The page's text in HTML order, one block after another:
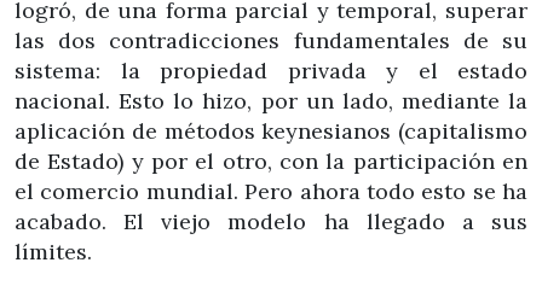
logró, de una forma parcial y temporal, superar
las dos contradicciones fundamentales de su
sistema: la propiedad privada y el estado
nacional. Esto lo hizo, por un lado, mediante la
aplicación de métodos keynesianos (capitalismo
de Estado) y por el otro, con la participación en
el comercio mundial. Pero ahora todo esto se ha
acabado. El viejo modelo ha llegado a sus
límites.